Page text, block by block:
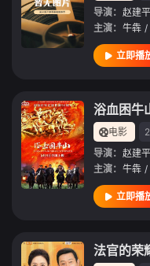
导演： 赵建平
主演： 牛犇 /
立即播
浴血困牛
电影
导演： 赵建平
主演： 牛犇 /
立即播
法官的荣